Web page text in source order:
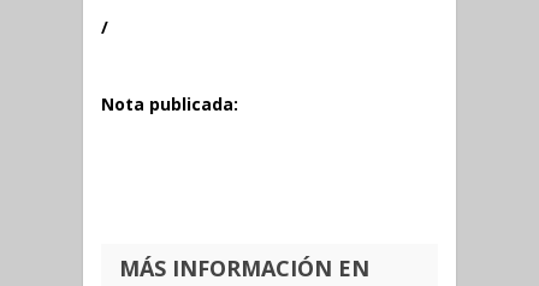
/
Nota publicada:
MÁS INFORMACIÓN EN